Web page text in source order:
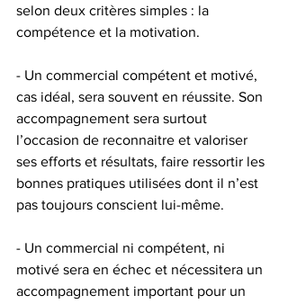
selon deux critères simples : la
compétence et la motivation.
- Un commercial compétent et motivé,
cas idéal, sera souvent en réussite. Son
accompagnement sera surtout
l’occasion de reconnaitre et valoriser
ses efforts et résultats, faire ressortir les
bonnes pratiques utilisées dont il n’est
pas toujours conscient lui-même.
- Un commercial ni compétent, ni
motivé sera en échec et nécessitera un
accompagnement important pour un